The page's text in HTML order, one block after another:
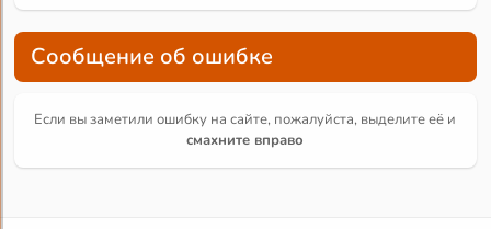
Сообщение об ошибке
Если вы заметили ошибку на сайте, пожалуйста, выделите её и
смахните вправо